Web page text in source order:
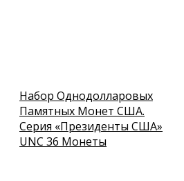
Набор Однодолларовых
Памятных Монет США.
Серия «Президенты США»
UNC 36 Монеты